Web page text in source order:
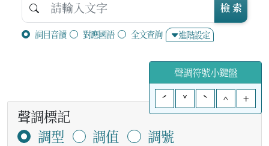
詞目音讀 對應國語 全文查詢 進階設定
檢 索
聲調符號小鍵盤
ˊ
ˇ ˋ ^ +
聲調標記
調型
調值
調號